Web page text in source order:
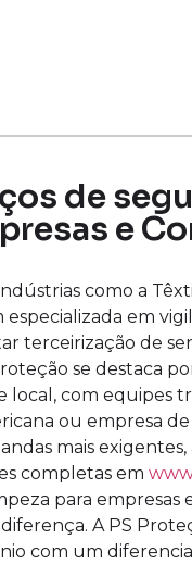
de
e
como a
em
terceirização de
se destaca
local, com equipes
ou empresa
mais
completas em
para empresas
A PS
com um